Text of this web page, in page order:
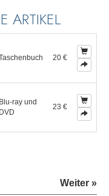
ARTIKEL
20 €
Blu-ray und
DVD
23 €
Weiter »